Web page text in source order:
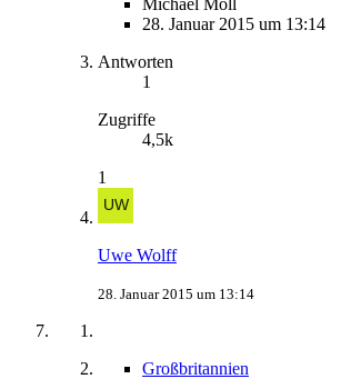
Michael Moll
28. Januar 2015 um 13:14
Antworten
1
Zugriffe
4,5k
1
Uwe Wolff
28. Januar 2015 um 13:14
Großbritannien